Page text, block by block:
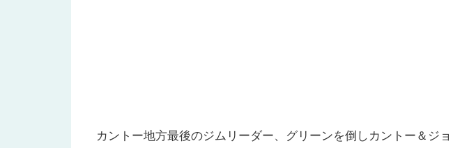
カントー地方最後のジムリーダー、グリーンを倒しカントー＆ジ